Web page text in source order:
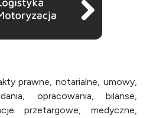
prawne, notarialne, umowy,
opracowania, bilanse,
przetargowe, medyczne,